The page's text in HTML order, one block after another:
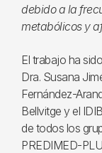
debido a la
metabólicos y
El trabajo ha
Dra. Susana
Fernández-
Bellvitge y el
de todos los
PREDIMED-